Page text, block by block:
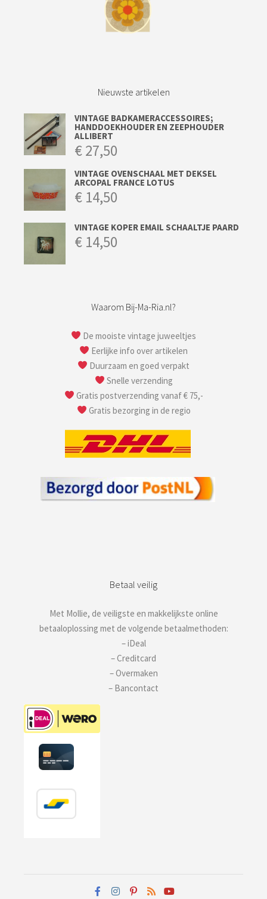
Nieuwste artikelen
VINTAGE BADKAMERACCESSOIRES;
HANDDOEKHOUDER EN ZEEPHOUDER
ALLIBERT
€27,50
VINTAGE OVENSCHAAL MET DEKSEL
ARCOPAL FRANCE LOTUS
€ 14,50
VINTAGE KOPER EMAIL SCHAALTJE PAARD
€ 14,50
Waarom Bij-Ma-Ria.nl?
De mooiste vintage juweeltjes
Eerlijke info over artikelen
Duurzaam en goed verpakt
Snelle verzending
Gratis postverzending vanaf € 75,-
Gratis bezorging in de regio
Betaal veilig
Met Mollie, de veiligste en makkelijkste online
betaaloplossing met de volgende betaalmethoden:
– iDeal
– Creditcard
– Overmaken
– Bancontact